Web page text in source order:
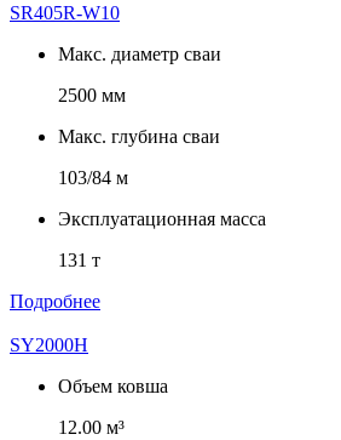
SR405R-W10
Макс. диаметр сваи
2500 мм
Макс. глубина сваи
103/84 м
Эксплуатационная масса
131 т
Подробнее
SY2000H
Объем ковша
12.00 м³